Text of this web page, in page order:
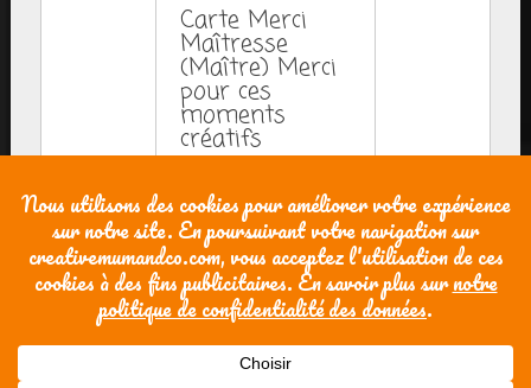
Carte Merci
Maîtresse
(Maître) Merci
pour ces
moments
créatifs
AJOUTER AU
PANIER